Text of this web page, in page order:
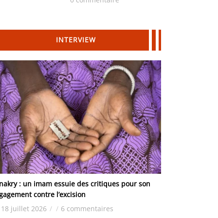
INTERVIEW
: un imam essuie des critiques pour son
contre l’excision
18 juillet 2026 / / 6 commentaires